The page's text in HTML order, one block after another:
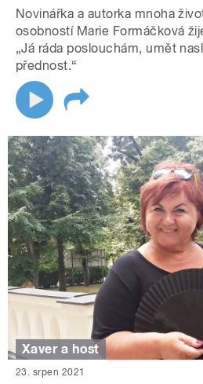
Novinářka a autorka mnoha
osobností Marie Formáčková
„Já ráda poslouchám, umět
přednost.“
Xaver a host
23. srpen 2021